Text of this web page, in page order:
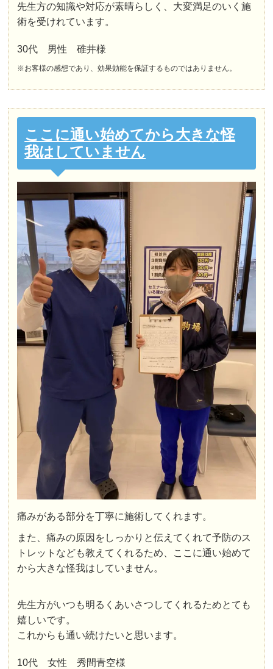
先生方の知識や対応が素晴らしく、大変満足のいく施
術を受けれています。
30代 男性 碓井様
※お客様の感想であり、効果効能を保証するものではありません。
ここに通い始めてから大きな怪
我はしていません
痛みがある部分を丁寧に施術してくれます。
また、痛みの原因をしっかりと伝えてくれて予防のス
トレットなども教えてくれるため、ここに通い始めて
から大きな怪我はしていません。
先生方がいつも明るくあいさつしてくれるためとても
嬉しいです。
これからも通い続けたいと思います。
10代 女性 秀間青空様